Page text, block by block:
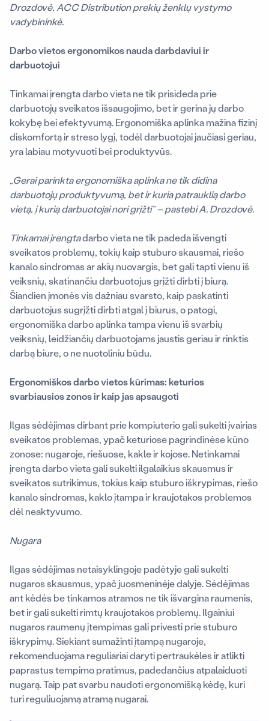
Drozdovė, ACC Distribution prekių ženklų vystymo
vadybininkė.
Darbo vietos ergonomikos nauda darbdaviui ir
darbuotojui
Tinkamai įrengta darbo vieta ne tik prisideda prie
darbuotojų sveikatos išsaugojimo, bet ir gerina jų darbo
kokybę bei efektyvumą. Ergonomiška aplinka mažina fizinį
diskomfortą ir streso lygį, todėl darbuotojai jaučiasi geriau,
yra labiau motyvuoti bei produktyvūs.
„Gerai parinkta ergonomiška aplinka ne tik didina
darbuotojų produktyvumą, bet ir kuria patrauklią darbo
vietą, į kurią darbuotojai nori grįžti“ – pastebi A. Drozdovė.
Tinkamai įrengtadarbo vieta ne tik padeda išvengti
sveikatos problemų, tokių kaip stuburo skausmai, riešo
kanalo sindromas ar akių nuovargis, bet gali tapti vienu iš
veiksnių, skatinančiu darbuotojus grįžti dirbti į biurą.
Šiandien įmonės vis dažniau svarsto, kaip paskatinti
darbuotojus sugrįžti dirbti atgal į biurus, o patogi,
ergonomiška darbo aplinka tampa vienu iš svarbių
veiksnių, leidžiančių darbuotojams jaustis geriau ir rinktis
darbą biure, o ne nuotoliniu būdu.
Ergonomiškos darbo vietos kūrimas: keturios
svarbiausios zonos ir kaip jas apsaugoti
Ilgas sėdėjimas dirbant prie kompiuterio gali sukelti įvairias
sveikatos problemas, ypač keturiose pagrindinėse kūno
zonose: nugaroje, riešuose, kakle ir kojose. Netinkamai
įrengta darbo vieta gali sukelti ilgalaikius skausmus ir
sveikatos sutrikimus, tokius kaip stuburo iškrypimas, riešo
kanalo sindromas, kaklo įtampa ir kraujotakos problemos
dėl neaktyvumo.
Nugara
Ilgas sėdėjimas netaisyklingoje padėtyje gali sukelti
nugaros skausmus, ypač juosmeninėje dalyje. Sėdėjimas
ant kėdės be tinkamos atramos ne tik išvargina raumenis,
bet ir gali sukelti rimtų kraujotakos problemų. Ilgainiui
nugaros raumenų įtempimas gali privesti prie stuburo
iškrypimų. Siekiant sumažinti įtampą nugaroje,
rekomenduojama reguliariai daryti pertraukėles ir atlikti
paprastus tempimo pratimus, padedančius atpalaiduoti
nugarą. Taip pat svarbu naudoti ergonomišką kėdę, kuri
turi reguliuojamą atramą nugarai.